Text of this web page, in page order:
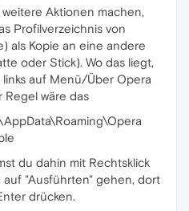
Aktionen machen,
Profilverzeichnis von
als Kopie an eine andere
oder Stick). Wo das liegt,
auf Menü/Über Opera
Regel wäre das
du dahin mit Rechtsklick
"Ausführten" gehen, dort
drücken.